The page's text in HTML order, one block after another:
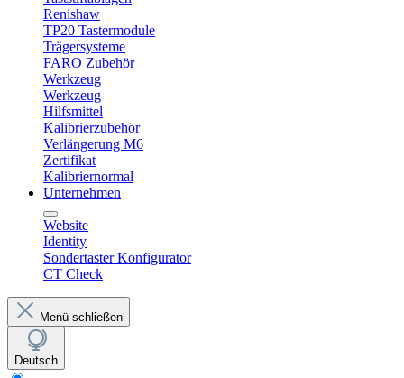
Renishaw
TP20 Tastermodule
Trägersysteme
FARO Zubehör
Werkzeug
Werkzeug
Hilfsmittel
Kalibrierzubehör
Verlängerung M6
Zertifikat
Kalibriernormal
Unternehmen
Website
Identity
Sondertaster Konfigurator
CT Check
Menü schließen
Deutsch